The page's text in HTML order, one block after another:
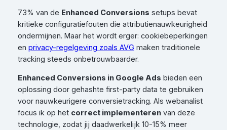
73% van de Enhanced Conversions setups bevat
kritieke configuratiefouten die attributienauwkeurigheid
ondermijnen. Maar het wordt erger: cookiebeperkingen
en privacy-regelgeving zoals AVG maken traditionele
tracking steeds onbetrouwbaarder.
Enhanced Conversions in Google Ads bieden een
oplossing door gehashte first-party data te gebruiken
voor nauwkeurigere conversietracking. Als webanalist
focus ik op het correct implementerenvan deze
technologie, zodat jij daadwerkelijk 10-15% meer